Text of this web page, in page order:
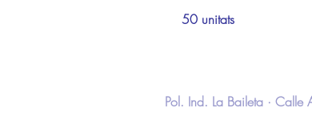
50 unitats
Pol. Ind. La Baileta ·